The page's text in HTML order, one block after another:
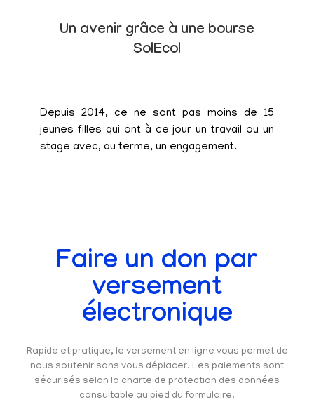
Un avenir grâce à une bourse
SolEcol
Depuis 2014, ce ne sont pas moins de 15
jeunes filles qui ont à ce jour un travail ou un
stage avec, au terme, un engagement.
Faire un don par
versement
électronique
Rapide et pratique, le versement en ligne vous permet de
nous soutenir sans vous déplacer. Les paiements sont
sécurisés selon la charte de protection des données
consultable au pied du formulaire.